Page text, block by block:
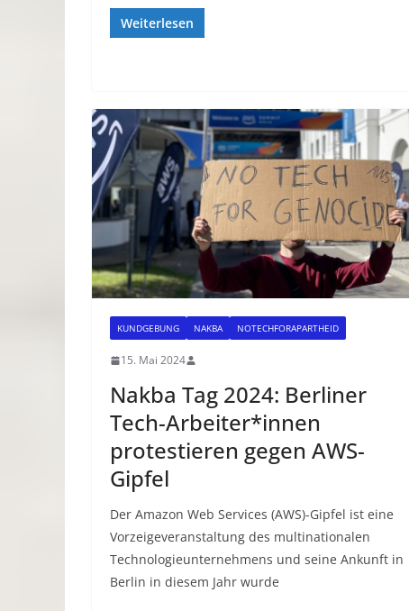
Weiterlesen
KUNDGEBUNG NAKBA NOTECHFORAPARTHEID
15. Mai 2024
Nakba Tag 2024: Berliner
Tech-Arbeiter*innen
protestieren gegen AWS-
Gipfel
Der Amazon Web Services (AWS)-Gipfel ist eine
Vorzeigeveranstaltung des multinationalen
Technologieunternehmens und seine Ankunft in
Berlin in diesem Jahr wurde